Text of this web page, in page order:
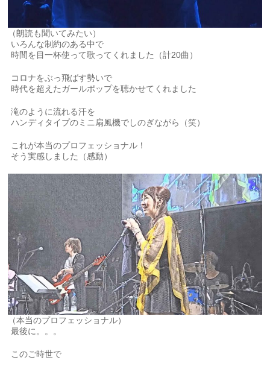
（朗読も聞いてみたい）
いろんな制約のある中で
時間を目一杯使って歌ってくれました（計20曲）
コロナをぶっ飛ばす勢いで
時代を超えたガールポップを聴かせてくれました
滝のように流れる汗を
ハンディタイプのミニ扇風機でしのぎながら（笑）
これが本当のプロフェッショナル！
そう実感しました（感動）
（本当のプロフェッショナル）
最後に。。。
このご時世で